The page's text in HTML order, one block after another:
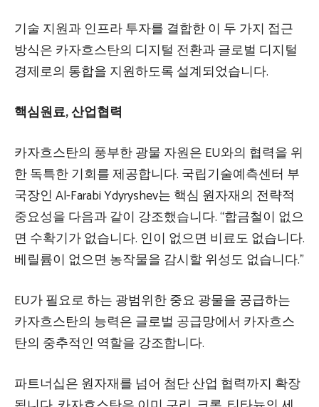
기술 지원과 인프라 투자를 결합한 이 두 가지 접근
방식은 카자흐스탄의 디지털 전환과 글로벌 디지털
경제로의 통합을 지원하도록 설계되었습니다.
핵심원료, 산업협력
카자흐스탄의 풍부한 광물 자원은 EU와의 협력을 위
한 독특한 기회를 제공합니다. 국립기술예측센터 부
국장인 Al-Farabi Ydyryshev는 핵심 원자재의 전략적
중요성을 다음과 같이 강조했습니다. “합금철이 없으
면 수확기가 없습니다. 인이 없으면 비료도 없습니다.
베릴륨이 없으면 농작물을 감시할 위성도 없습니다.”
EU가 필요로 하는 광범위한 중요 광물을 공급하는
카자흐스탄의 능력은 글로벌 공급망에서 카자흐스
탄의 중추적인 역할을 강조합니다.
파트너십은 원자재를 넘어 첨단 산업 협력까지 확장